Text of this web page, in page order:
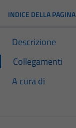
INDICE DELLA PAGINA
Descrizione
Collegamenti
A cura di